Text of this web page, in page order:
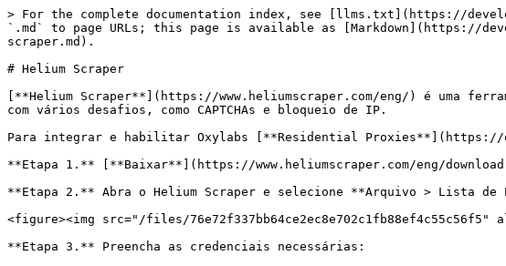
> For the complete documentation index, see [llms.txt](https://
`.md` to page URLs; this page is available as [Markdown](https://
scraper.md).
# Helium Scraper
[**Helium Scraper**](https://www.heliumscraper.com/eng/) é uma
com vários desafios, como CAPTCHAs e bloqueio de IP.
Para integrar e habilitar Oxylabs [**Residential Proxies**](https://
**Etapa 1.** [**Baixar**](https://www.heliumscraper.com/eng/
**Etapa 2.** Abra o Helium Scraper e selecione **Arquivo > Lista de
<figure><img src="/files/
**Etapa 3.** Preencha as credenciais necessárias: